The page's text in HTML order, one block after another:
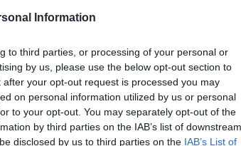
Information
to third parties, or processing of your personal or
by us, please use the below opt-out section to
your opt-out request is processed you may
on personal information utilized by us or personal
to your opt-out. You may separately opt-out of the
by third parties on the IAB’s list of downstream
disclosed by us to third parties on the IAB’s List of
északnyugati részén
repült tovább, Yilmaz pedig
névre keresztelt gólya
Eskikaraağaç falujába.
egy,